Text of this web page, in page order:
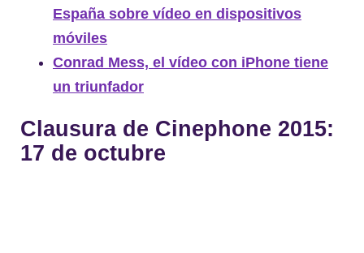
España sobre vídeo en dispositivos
móviles
Conrad Mess, el vídeo con iPhone tiene
un triunfador
Clausura de Cinephone 2015:
17 de octubre